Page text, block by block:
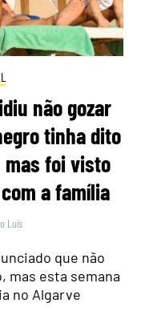
não gozar
tinha dito
foi visto
a família
Luís
que não
mas esta semana
no Algarve